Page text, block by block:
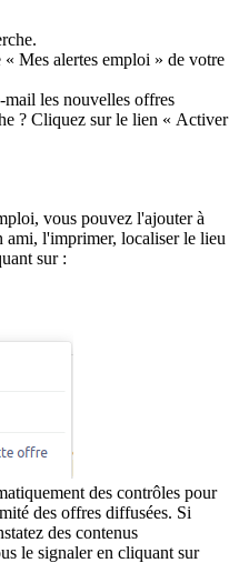
Mes alertes emploi » de votre
mail les nouvelles offres
? Cliquez sur le lien « Activer
vous pouvez l'ajouter à
ami, l'imprimer, localiser le lieu
sur :
des contrôles pour
des offres diffusées. Si
des contenus
le signaler en cliquant sur